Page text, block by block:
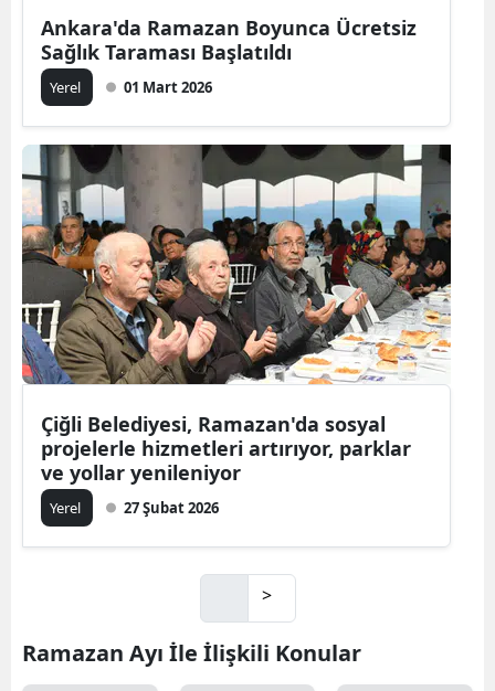
Ankara'da Ramazan Boyunca Ücretsiz
Sağlık Taraması Başlatıldı
Yerel 01 Mart 2026
Çiğli Belediyesi, Ramazan'da sosyal
projelerle hizmetleri artırıyor, parklar
ve yollar yenileniyor
Yerel 27 Şubat 2026
>
Ramazan Ayı İle İlişkili Konular